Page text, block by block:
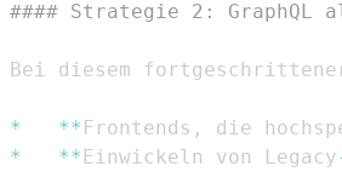
#### Strategie 2: GraphQL
Bei diesem
* ** Frontends ,
die
*
** Einwickeln von Legacy